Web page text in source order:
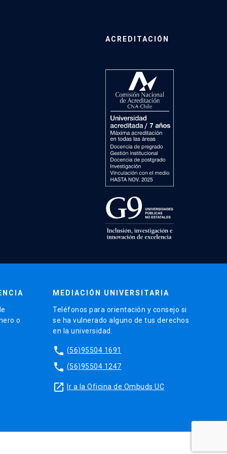
ACREDITACIÓN
o
MEDIACIÓN UNIVERSITARIA
Teléfonos para orientación y consejo si
se ha vulnerado alguno de tus derechos
en la universidad.
phone (56)95504 1691
phone (56)95504 1247
launch Ir a la Oficina de Ombuds UC